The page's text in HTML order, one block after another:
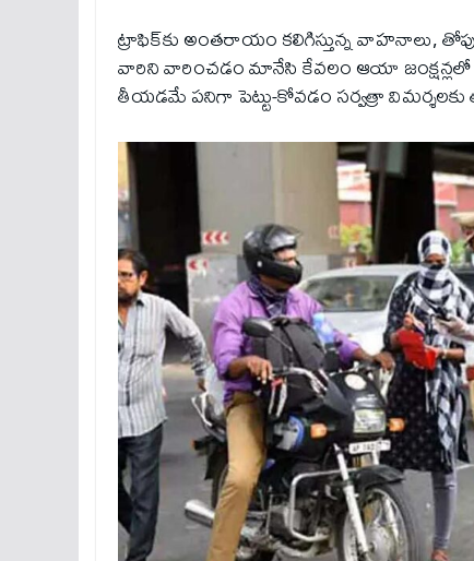
ట్రాఫిక్‌కు అంతరాయం కలిగిస్తున్న వాహనాలు,
వారిని వారించడం మానేసి కేవలం ఆయా
తీయడమే పనిగా పెట్టు-కోవడం సర్వత్రా